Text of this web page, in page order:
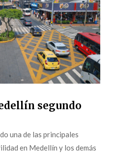
segundo
una de las principales
en Medellín y los demás